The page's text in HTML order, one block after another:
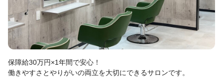
保障給30万円×1年間で安心！
働きやすさとやりがいの両立を大切にできるサロンです。